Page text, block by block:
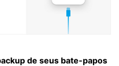
de seus bate-papos